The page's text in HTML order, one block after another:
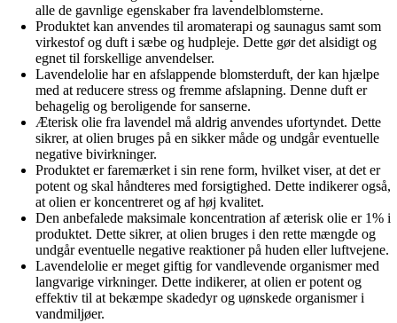
alle de gavnlige egenskaber fra lavendelblomsterne.
Produktet kan anvendes til aromaterapi og saunagus samt som
virkestof og duft i sæbe og hudpleje. Dette gør det alsidigt og
egnet til forskellige anvendelser.
Lavendelolie har en afslappende blomsterduft, der kan hjælpe
med at reducere stress og fremme afslapning. Denne duft er
behagelig og beroligende for sanserne.
Æterisk olie fra lavendel må aldrig anvendes ufortyndet. Dette
sikrer, at olien bruges på en sikker måde og undgår eventuelle
negative bivirkninger.
Produktet er faremærket i sin rene form, hvilket viser, at det er
potent og skal håndteres med forsigtighed. Dette indikerer også,
at olien er koncentreret og af høj kvalitet.
Den anbefalede maksimale koncentration af æterisk olie er 1% i
produktet. Dette sikrer, at olien bruges i den rette mængde og
undgår eventuelle negative reaktioner på huden eller luftvejene.
Lavendelolie er meget giftig for vandlevende organismer med
langvarige virkninger. Dette indikerer, at olien er potent og
effektiv til at bekæmpe skadedyr og uønskede organismer i
vandmiljøer.